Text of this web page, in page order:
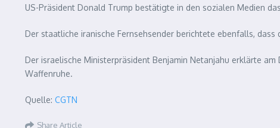
US-Präsident Donald Trump bestätigte in den sozialen Medien
Der staatliche iranische Fernsehsender berichtete ebenfalls,
Der israelische Ministerpräsident Benjamin Netanjahu erklärte
Waffenruhe.
Quelle: CGTN
Share Article